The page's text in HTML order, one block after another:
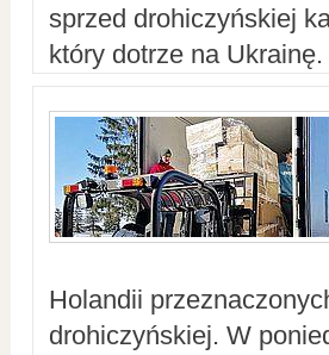
sprzed drohiczyńskiej
który dotrze na Ukrainę.
Holandii
drohiczyńskiej. W